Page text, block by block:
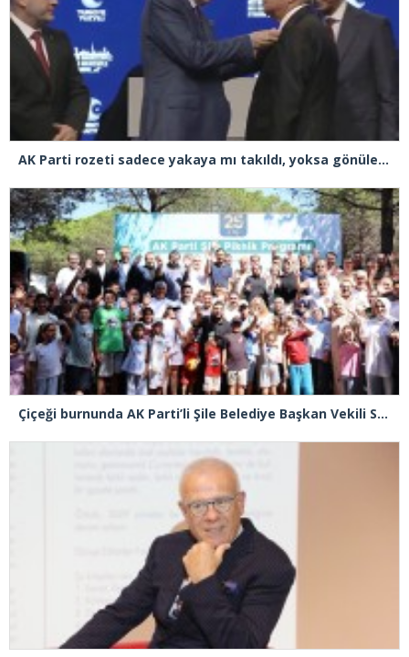
AK Parti rozeti sadece yakaya mı takıldı, yoksa gönüle takılmadı mı?
Çiçeği burnunda AK Parti’li Şile Belediye Başkan Vekili Sacit Terzi, teşkilatlarla piknikte buluştu